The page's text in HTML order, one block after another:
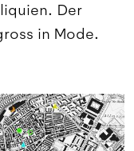
Der
in Mode.